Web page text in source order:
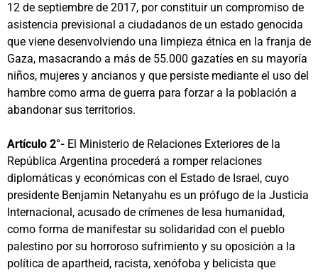
12 de septiembre de 2017, por constituir un compromiso de
asistencia previsional a ciudadanos de un estado genocida
que viene desenvolviendo una limpieza étnica en la franja de
Gaza, masacrando a más de 55.000 gazatíes en su mayoría
niños, mujeres y ancianos y que persiste mediante el uso del
hambre como arma de guerra para forzar a la población a
abandonar sus territorios.
Artículo 2°- El Ministerio de Relaciones Exteriores de la
República Argentina procederá a romper relaciones
diplomáticas y económicas con el Estado de Israel, cuyo
presidente Benjamin Netanyahu es un prófugo de la Justicia
Internacional, acusado de crímenes de lesa humanidad,
como forma de manifestar su solidaridad con el pueblo
palestino por su horroroso sufrimiento y su oposición a la
política de apartheid, racista, xenófoba y belicista que